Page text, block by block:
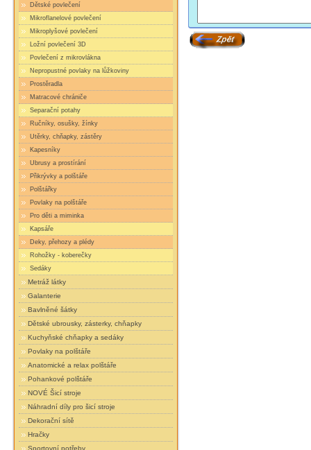
Dětské povlečení
Mikroflanelové povlečení
Mikroplyšové povlečení
Ložní povlečení 3D
Povlečení z mikrovlákna
Nepropustné povlaky na lůžkoviny
Prostěradla
Matracové chrániče
Separační potahy
Ručníky, osušky, žínky
Utěrky, chňapky, zástěry
Kapesníky
Ubrusy a prostírání
Přikrývky a polštáře
Polštářky
Povlaky na polštáře
Pro děti a miminka
Kapsáře
Deky, přehozy a plédy
Rohožky - koberečky
Sedáky
Metráž látky
Galanterie
Bavlněné šátky
Dětské ubrousky, zásterky, chňapky
Kuchyňské chňapky a sedáky
Povlaky na polštáře
Anatomické a relax polštáře
Pohankové polštáře
NOVÉ Šicí stroje
Náhradní díly pro šicí stroje
Dekorační sítě
Hračky
Sportovní potřeby